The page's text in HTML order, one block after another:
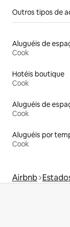
Outros tipos de
Cook
Hotéis boutique
Cook
Cook
Cook
Airbnb